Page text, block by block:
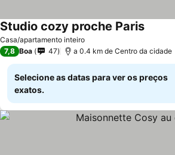
Casa/apartamento inteiro
Studio cozy proche Paris
7,8 Boa 47 a 0.4 km de Centro da cidade
Selecione as datas para ver os preços
exatos.